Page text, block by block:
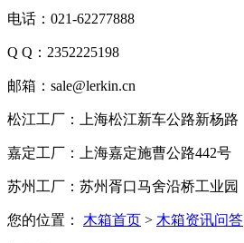
电话：021-62277888
Q Q：2352225198
邮箱：sale@lerkin.cn
松江工厂：上海松江新车公路新杨路
嘉定工厂：上海嘉定施曹公路442号
苏州工厂：苏州胥口马舍沿桥工业园
您的位置： 木箱首页 > 木箱资讯问答